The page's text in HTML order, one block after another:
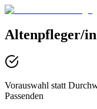
Altenpfleger/in
Vorauswahl statt
Passenden